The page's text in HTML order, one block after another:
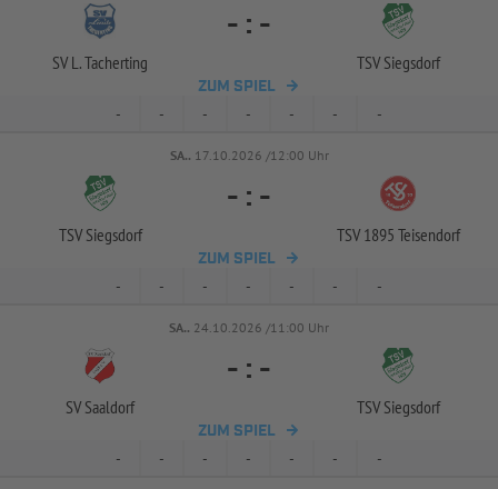
SV L. Tacherting
- : -
TSV Siegsdorf
ZUM SPIEL
- - - - - - -
SA.. 17.10.2026 /12:00 Uhr
TSV Siegsdorf
- : -
TSV 1895 Teisendorf
ZUM SPIEL
- - - - - - -
SA.. 24.10.2026 /11:00 Uhr
SV Saaldorf
- : -
TSV Siegsdorf
ZUM SPIEL
- - - - - - -